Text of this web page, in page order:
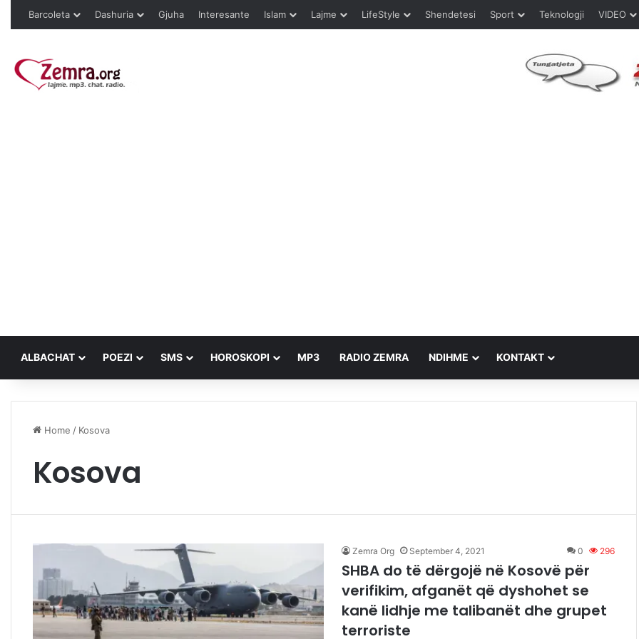
Barcoleta Dashuria Gjuha Interesante Islam Lajme LifeStyle Shendetesi Sport Teknologji VIDEO
ALBACHAT POEZI SMS HOROSKOPI MP3 RADIO ZEMRA NDIHME KONTAKT
Home / Kosova
Kosova
Zemra Org September 4, 2021 0 296
SHBA do të dërgojë në Kosovë për
verifikim, afganët që dyshohet se
kanë lidhje me talibanët dhe grupet
terroriste